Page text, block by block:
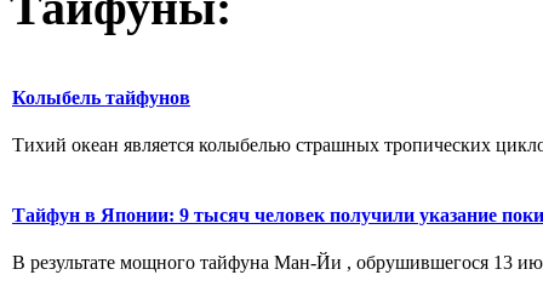
Колыбель тайфунов
Тихий океан является колыбелью страшных тропических
Тайфун в Японии: 9 тысяч человек получили указание поки
В результате мощного тайфуна Ман-Йи , обрушившегося 13